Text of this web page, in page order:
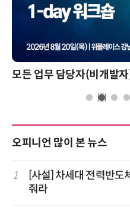
오피니언 많이 본 뉴스
1
[사설] 차세대 전력반도
줘라